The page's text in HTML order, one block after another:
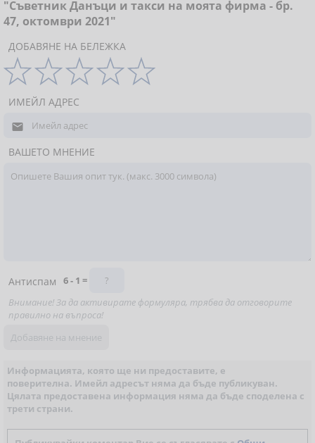
"Съветник Данъци и такси на моята фирма - бр.
47, октомври 2021"
ДОБАВЯНЕ НА БЕЛЕЖКА
ИМЕЙЛ АДРЕС

ВАШЕТО МНЕНИЕ
Антиспам
6 - 1 =
Внимание! За да активирате формуляра, трябва да отговорите
правилно на въпроса!
Информацията, която ще ни предоставите, е
поверителна. Имейл адресът няма да бъде публикуван.
Цялата предоставена информация няма да бъде споделена с
трети страни.